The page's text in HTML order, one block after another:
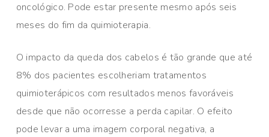
oncológico. Pode estar presente mesmo após seis
meses do fim da quimioterapia.
O impacto da queda dos cabelos é tão grande que até
8% dos pacientes escolheriam tratamentos
quimioterápicos com resultados menos favoráveis
desde que não ocorresse a perda capilar. O efeito
pode levar a uma imagem corporal negativa, a